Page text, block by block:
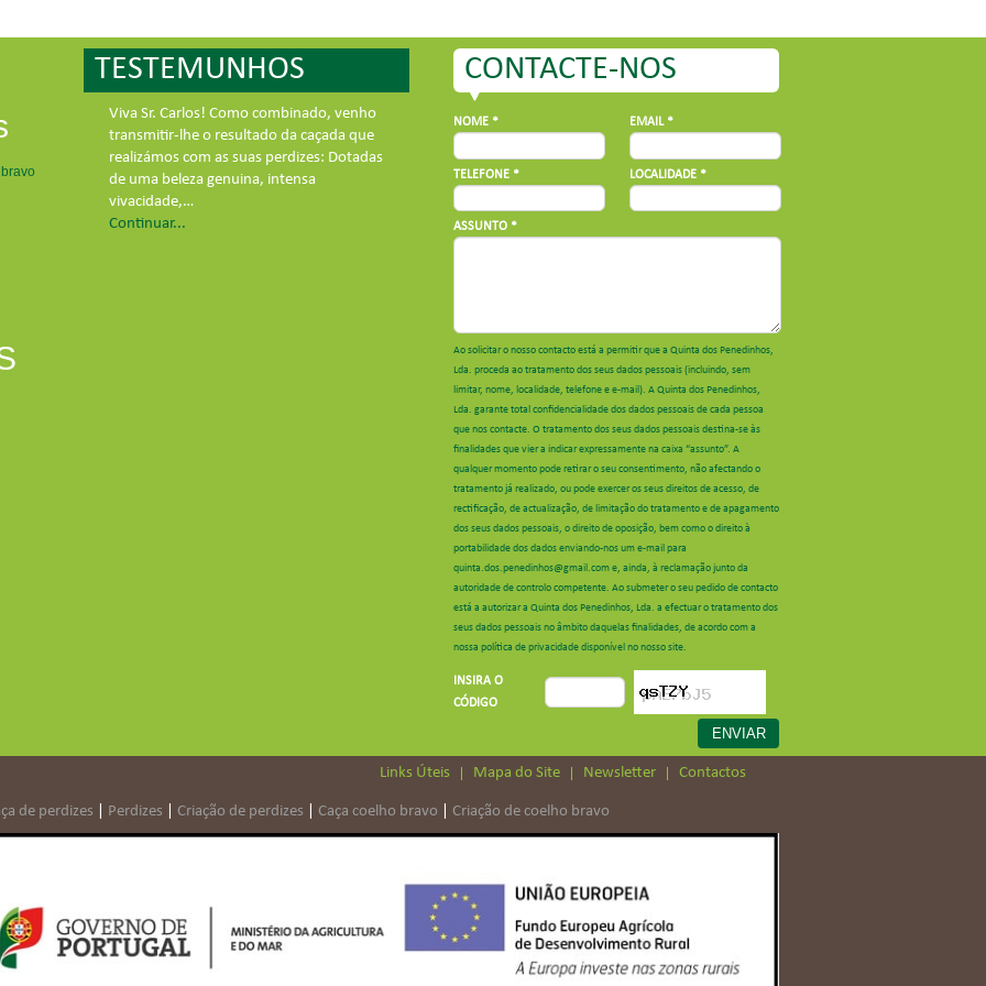
TESTEMUNHOS CONTACTE-NOS
NOME * EMAIL *
TELEFONE * LOCALIDADE *
ASSUNTO *
Ao solicitar o nosso contacto está a permitir que a Quinta dos Penedinhos,
Lda. proceda ao tratamento dos seus dados pessoais (incluindo, sem
limitar, nome, localidade, telefone e e-mail). A Quinta dos Penedinhos,
Lda. garante total confidencialidade dos dados pessoais de cada pessoa
que nos contacte. O tratamento dos seus dados pessoais destina-se às
finalidades que vier a indicar expressamente na caixa “assunto”. A
qualquer momento pode retirar o seu consentimento, não afectando o
tratamento já realizado, ou pode exercer os seus direitos de acesso, de
rectificação, de actualização, de limitação do tratamento e de apagamento
dos seus dados pessoais, o direito de oposição, bem como o direito à
portabilidade dos dados enviando-nos um e-mail para
quinta.dos.penedinhos@gmail.com e, ainda, à reclamação junto da
autoridade de controlo competente. Ao submeter o seu pedido de contacto
está a autorizar a Quinta dos Penedinhos, Lda. a efectuar o tratamento dos
seus dados pessoais no âmbito daquelas finalidades, de acordo com a
nossa política de privacidade disponível no nosso site.
INSIRA O
CÓDIGO
Links Úteis Mapa do Site Newsletter Contactos
de perdizes Perdizes Criação de perdizes Caça coelho bravo Criação de coelho bravo